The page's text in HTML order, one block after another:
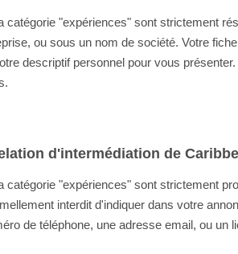
catégorie "expériences" sont strictement
ou sous un nom de société. Votre
descriptif personnel pour vous
d'intermédiation de
catégorie "expériences" sont strictement
interdit d'indiquer dans votre
de téléphone, une adresse email, ou un